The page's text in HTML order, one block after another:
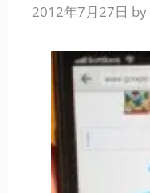
2012年7月27日 by